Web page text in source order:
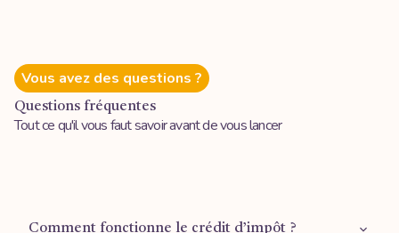
Vous avez des questions ?
Questions fréquentes
Tout ce qu'il vous faut savoir avant de vous lancer
Comment fonctionne le crédit d’impôt ?